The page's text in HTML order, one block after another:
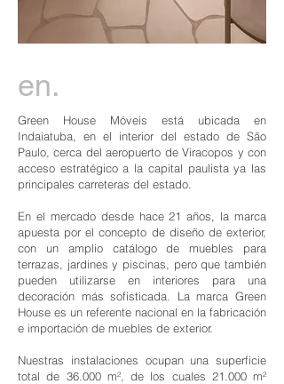
en.
Green House Móveis está ubicada en
Indaiatuba, en el interior del estado de São
Paulo, cerca del aeropuerto de Viracopos y con
acceso estratégico a la capital paulista ya las
principales carreteras del estado.
En el mercado desde hace 21 años, la marca
apuesta por el concepto de diseño de exterior,
con un amplio catálogo de muebles para
terrazas, jardines y piscinas, pero que también
pueden utilizarse en interiores para una
decoración más sofisticada. La marca Green
House es un referente nacional en la fabricación
e importación de muebles de exterior.
Nuestras instalaciones ocupan una superficie
total de 36.000 m², de los cuales 21.000 m²